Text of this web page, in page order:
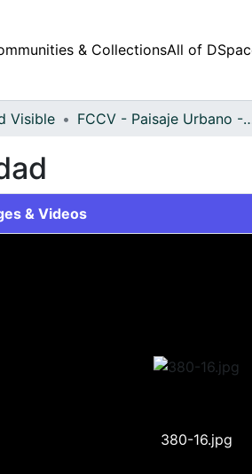
& CollectionsAll of
Visible FCCV - Paisaje
& Videos
380-16.jpg